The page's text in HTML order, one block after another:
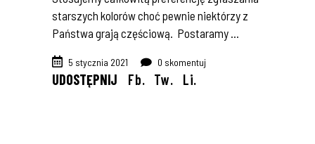
starszych kolorów choć pewnie niektórzy z
Państwa grają częściową. Postaramy
5 stycznia 2021 0 skomentuj
UDOSTĘPNIJ Fb. Tw. Li.